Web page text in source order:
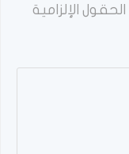
الحقول الإلزامية